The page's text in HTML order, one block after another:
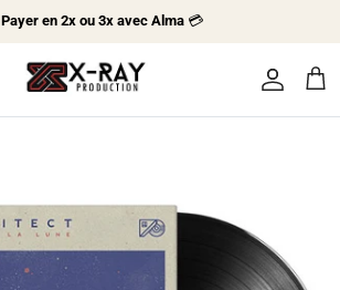
Payer en 2x ou 3x avec Alma 💳
Compte